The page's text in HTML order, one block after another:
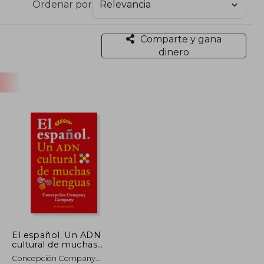
Sintaxis histórica de la lengua española, una
como La frase sustantiva en el español
a lengua patrimonial, aportando perspectivas
lo largo de su carrera ha recibido importantes
Artes en Lingüística y Literatura, reflejo de su
Ordenar por
Comparte y gana
dinero
El español. Un ADN
cultural de muchas
lenguas
Concepción Company